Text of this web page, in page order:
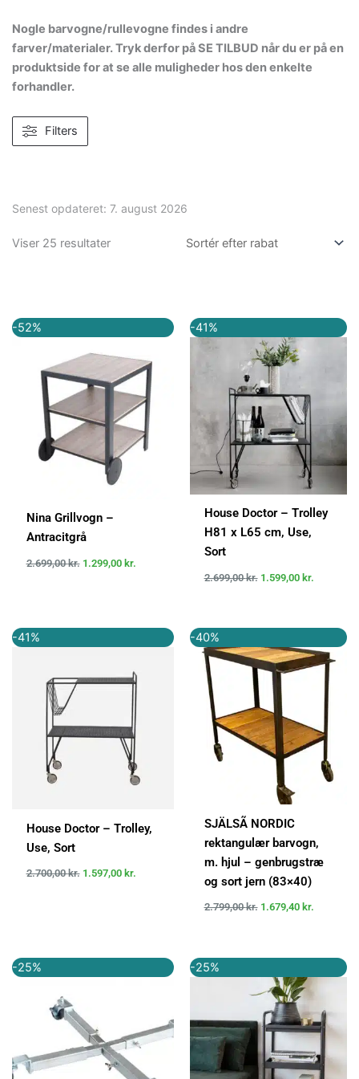
Nogle barvogne/rullevogne findes i andre
farver/materialer. Tryk derfor på SE TILBUD når du er på en
produktside for at se alle muligheder hos den enkelte
forhandler.
Filters
Senest opdateret: 7. august 2026
Viser 25 resultater
-52%
Nina Grillvogn –
Antracitgrå
2.699,00kr.
oprindelige
pris
2.699,00 kr..
1.299,00 kr.
aktuelle
er:
1.299,00 kr..
-41%
House Doctor – Trolley
H81 x L65 cm, Use,
Sort
2.699,00kr.
oprindelige
pris
var:
2.699,00 kr..
1.599,00 kr.
aktuelle
-41%
House Doctor – Trolley,
Use, Sort
2.700,00kr.
oprindelige
var:
2.700,00 kr..
1.597,00 kr.
aktuelle
er:
1.597,00 kr..
-40%
SJÄLSÃ NORDIC
rektangulær barvogn,
m. hjul – genbrugstræ
og sort jern (83×40)
2.799,00kr.
oprindelige
pris
var:
2.799,00 kr..
1.679,40 kr.
aktuelle
pris
er:
1.679,40
-25%
oprindelige
var:
399,95 kr..
aktuelle
-25%
oprindelige
pris
var:
1.199,00 kr..
aktuelle
pris
899,00 kr..